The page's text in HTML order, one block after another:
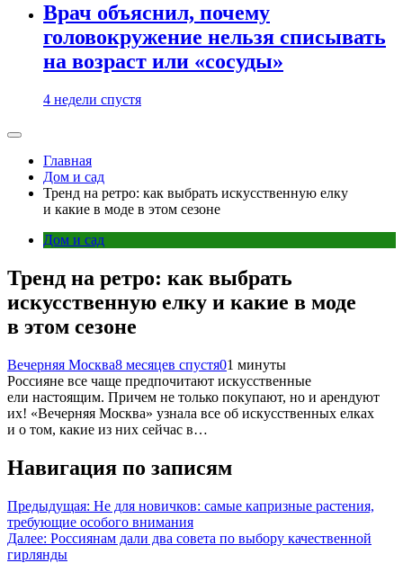
Врач объяснил, почему
головокружение нельзя списывать
на возраст или «сосуды»
4 недели спустя
Главная
Дом и сад
Тренд на ретро: как выбрать искусственную елку
и какие в моде в этом сезоне
Дом и сад
Тренд на ретро: как выбрать
искусственную елку и какие в моде
в этом сезоне
Вечерняя Москва8 месяцев спустя01 минуты
Россияне все чаще предпочитают искусственные
ели настоящим. Причем не только покупают, но и арендуют
их! «Вечерняя Москва» узнала все об искусственных елках
и о том, какие из них сейчас в…
Навигация по записям
Предыдущая: Не для новичков: самые капризные растения,
требующие особого внимания
Далее: Россиянам дали два совета по выбору качественной
гирлянды